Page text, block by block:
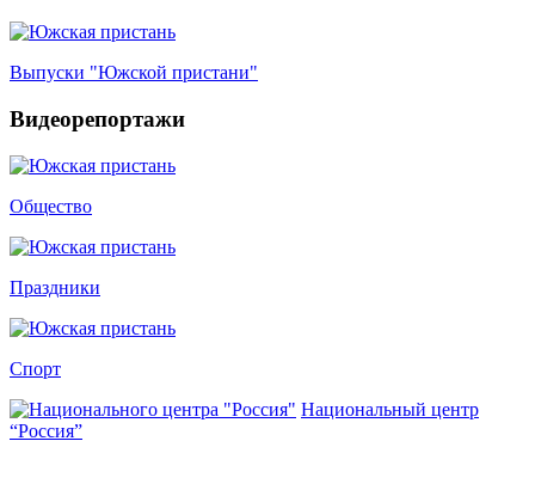
Выпуски "Южской пристани"
Видеорепортажи
Общество
Праздники
Спорт
Национальный центр
“Россия”